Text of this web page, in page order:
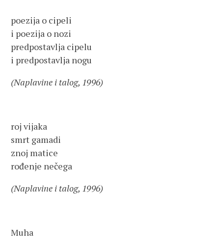
poezija o cipeli
i poezija o nozi
predpostavlja cipelu
i predpostavlja nogu
(Naplavine i talog, 1996)
roj vijaka
smrt gamadi
znoj matice
rođenje nečega
(Naplavine i talog, 1996)
Muha